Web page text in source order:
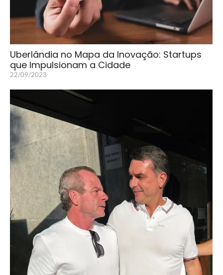
Uberlândia no Mapa da Inovação: Startups
que Impulsionam a Cidade
22/09/2023